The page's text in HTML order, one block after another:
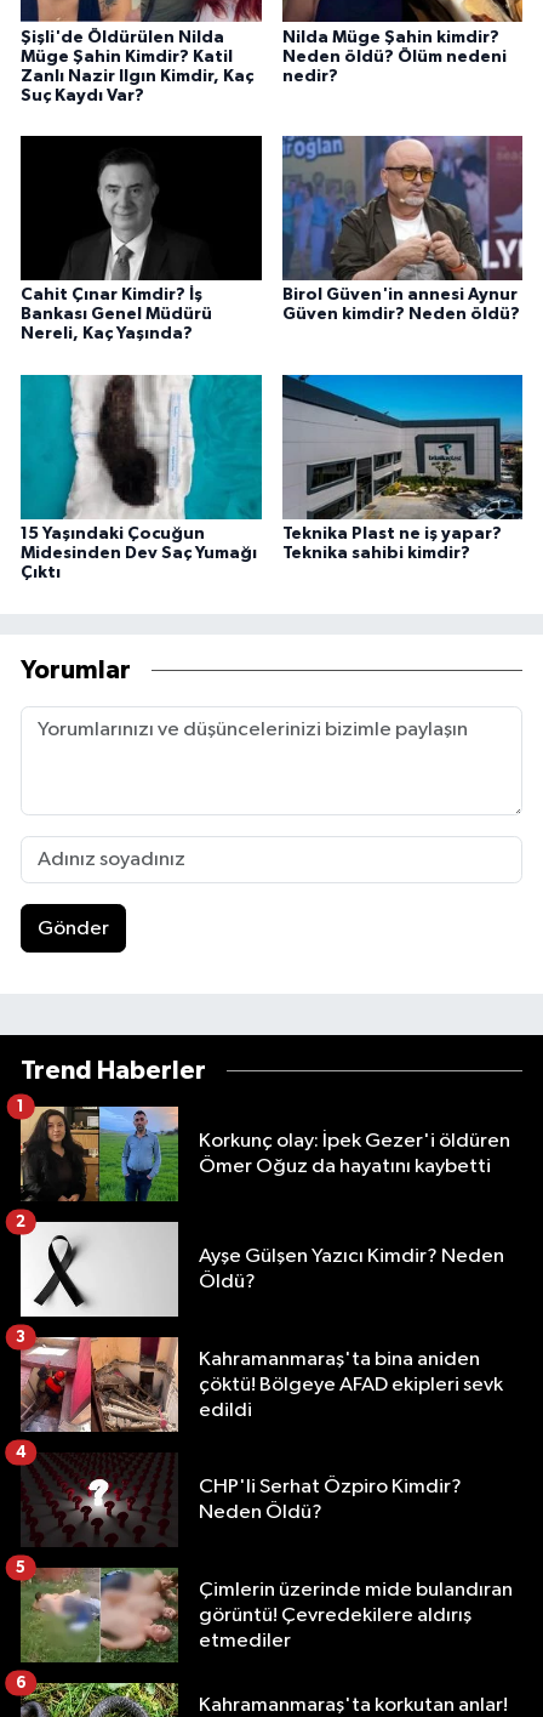
Şişli'de Öldürülen Nilda
Müge Şahin Kimdir? Katil
Zanlı Nazir Ilgın Kimdir, Kaç
Suç Kaydı Var?
Nilda Müge Şahin kimdir?
Neden öldü? Ölüm nedeni
nedir?
Cahit Çınar Kimdir? İş
Bankası Genel Müdürü
Nereli, Kaç Yaşında?
Birol Güven'in annesi Aynur
Güven kimdir? Neden öldü?
15 Yaşındaki Çocuğun
Midesinden Dev Saç Yumağı
Çıktı
Teknika Plast ne iş yapar?
Teknika sahibi kimdir?
Yorumlar
Gönder
Trend Haberler
Korkunç olay: İpek Gezer'i öldüren
Ömer Oğuz da hayatını kaybetti
1
Ayşe Gülşen Yazıcı Kimdir? Neden
Öldü?
2
Kahramanmaraş'ta bina aniden
çöktü! Bölgeye AFAD ekipleri sevk
edildi
3
CHP'li Serhat Özpiro Kimdir?
Neden Öldü?
4
Çimlerin üzerinde mide bulandıran
görüntü! Çevredekilere aldırış
etmediler
5
Kahramanmaraş'ta korkutan anlar!
6